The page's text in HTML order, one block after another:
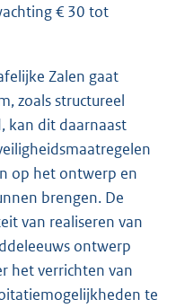
€ 30 tot
Zalen gaat
zoals structureel
kan dit daarnaast
op het ontwerp en
brengen. De
van realiseren van
ontwerp
het verrichten van
te